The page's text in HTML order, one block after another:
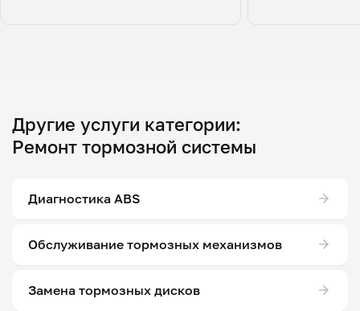
Другие услуги категории:
Ремонт тормозной системы
Диагностика ABS
Обслуживание тормозных механизмов
Замена тормозных дисков